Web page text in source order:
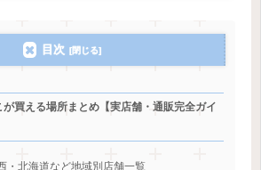
目次
買える場所まとめ【実店舗・通販完全ガイ
・北海道など地域別店舗一覧